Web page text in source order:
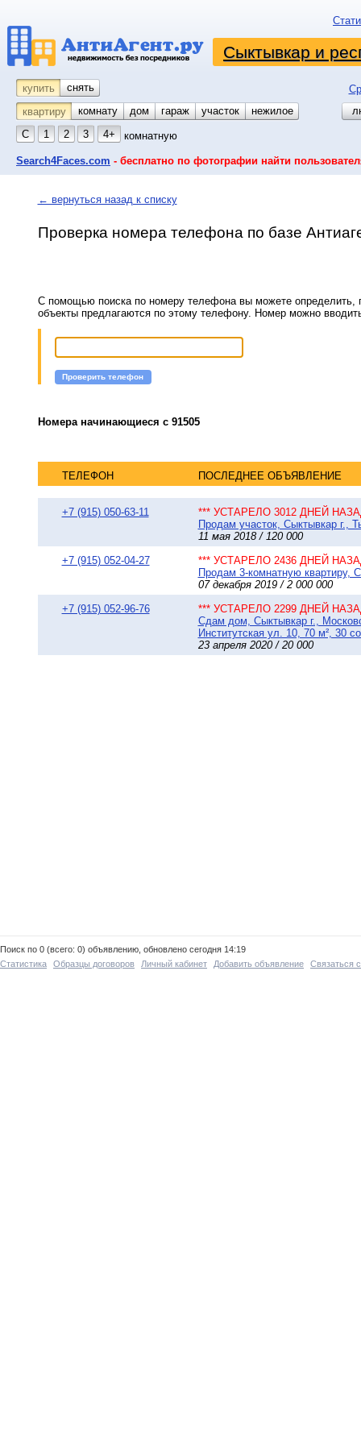
Сыктывкар и
купить снять
квартиру
комнату койко-место
дом гараж участок
нежилое
С
1 2 3 4+ комнатную
Search4Faces.com - бесплатно по фотографии найти
← вернуться назад к списку
Проверка номера телефона по базе
С помощью поиска по номеру телефона вы можете определить,
объекты предлагаются по этому телефону. Номер можно
Проверить телефон
Номера начинающиеся с 91505
ТЕЛЕФОН ПОСЛЕДНЕЕ ОБЪЯВЛЕНИЕ
+7 (915) 050-63-11
*** УСТАРЕЛО 3012 ДНЕЙ
Продам участок, Сыктывкар г.,
11 мая 2018 / 120 000
+7 (915) 052-04-27
*** УСТАРЕЛО 2436 ДНЕЙ
Продам 3-комнатную квартиру,
07 декабря 2019 / 2 000 000
+7 (915) 052-96-76
*** УСТАРЕЛО 2299 ДНЕЙ
Сдам дом, Сыктывкар г.,
Институтская ул. 10, 70 м², 30
23 апреля 2020 / 20 000
Поиск по 0 (всего: 0) объявлению, обновлено сегодня 14:19
Статистика
Образцы договоров Личный кабинет Добавить объявление Связаться